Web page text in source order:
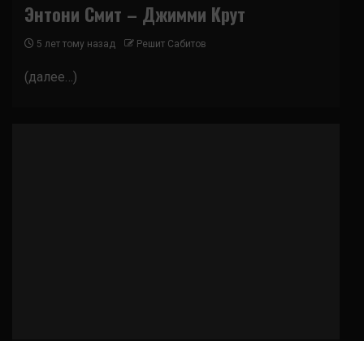
Энтони Смит – Джимми Крут
5 лет тому назад Решит Сабитов
(далее…)